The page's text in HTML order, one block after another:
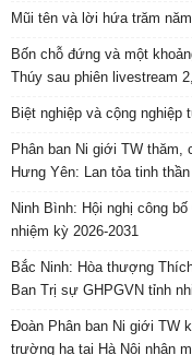
Mũi tên và lời hứa trăm năm
Bốn chỗ đứng và một
Thúy sau phiên livestream
Biệt nghiệp và cộng
Phân ban Ni giới TW
Hưng Yên: Lan tỏa tinh
Ninh Bình: Hội nghị công
nhiệm kỳ 2026-2031
Bắc Ninh: Hòa thượng
Ban Trị sự GHPGVN tỉnh
Đoàn Phân ban Ni giới TW
trường hạ tại Hà Nội nhân